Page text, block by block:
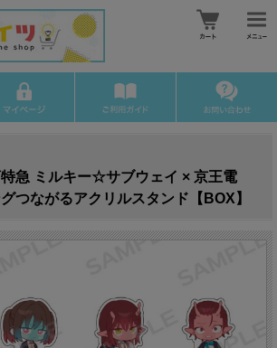
特急 ミルキー☆サブウェイ × 京王電
つながるアクリルスタンド【BOX】